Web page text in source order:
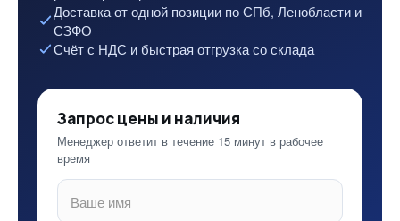
Доставка от одной позиции по СПб, Ленобласти и
СЗФО
Счёт с НДС и быстрая отгрузка со склада
Запрос цены и наличия
Менеджер ответит в течение 15 минут в рабочее
время